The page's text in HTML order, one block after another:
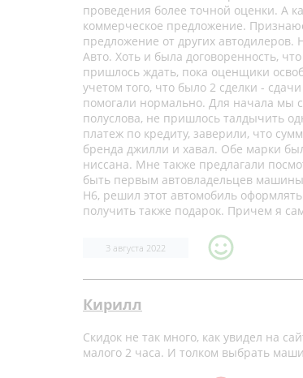
проведения более точной оценки. А
коммерческое предложение.
предложение от других автодилеров.
Авто. Хоть и была договоренность,
пришлось ждать, пока оценщики
учетом того, что было 2 сделки -
помогали нормально. Для начала мы
полуслова, не пришлось талдычить
платеж по кредиту, заверили, что
бренда джилли и хавал. Обе марки
ниссана. Мне также предлагали
быть первым автовладельцев
H6, решил этот автомобиль
получить также подарок. Причем я
3 августа 2022
Кирилл
Скидок не так много, как увидел на
малого 2 часа. И толком выбрать